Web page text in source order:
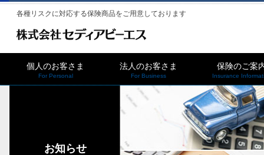
各種リスクに対応する保険商品をご用意しております
個人のお客さま
For Personal
法人のお客さま
For Business
保険のご案
Insurance
お知らせ